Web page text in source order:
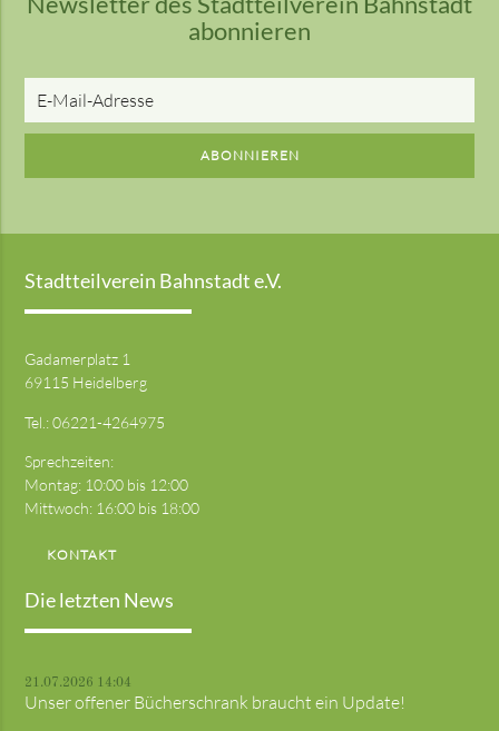
abonnieren
ABONNIEREN
Stadtteilverein Bahnstadt e.V.
Gadamerplatz 1
69115 Heidelberg
Tel.:06221-4264975
Sprechzeiten:
Montag: 10:00 bis 12:00
Mittwoch: 16:00 bis 18:00
KONTAKT
Die letzten News
21.07.2026 14:04
Unser offener Bücherschrank braucht ein Update!